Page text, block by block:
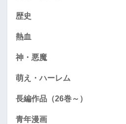
歴史
熱血
神・悪魔
萌え・ハーレム
長編作品（26巻～）
青年漫画